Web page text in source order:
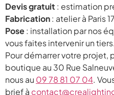
Devis gratuit : estimation
Fabrication: atelier à Paris
Pose: installation par nos
vous faites intervenir un tiers.
Pour démarrer votre projet,
boutique au 30 Rue
nous au 09 78 81 07 04.
brief à